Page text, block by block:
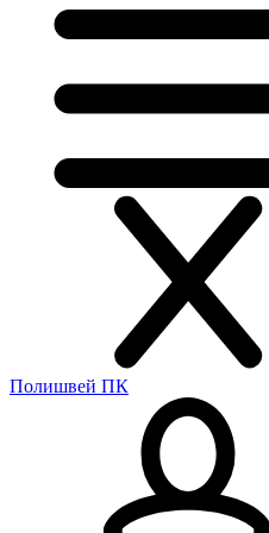
Полишвей ПК